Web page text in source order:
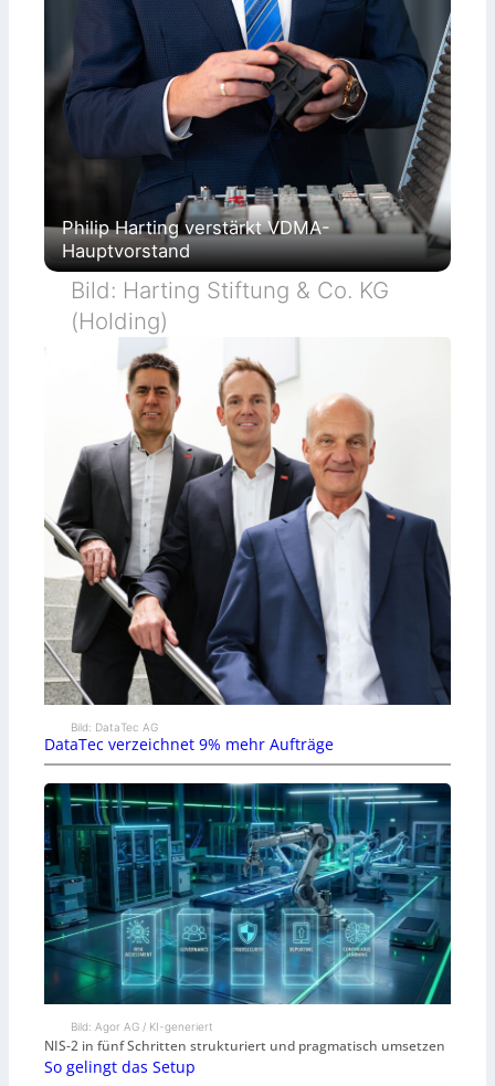
Philip Harting verstärkt VDMA-
Hauptvorstand
Bild: Harting Stiftung & Co. KG
(Holding)
Bild: DataTec AG
DataTec verzeichnet 9% mehr Aufträge
Bild: Agor AG / KI-generiert
NIS-2 in fünf Schritten strukturiert und pragmatisch umsetzen
So gelingt das Setup